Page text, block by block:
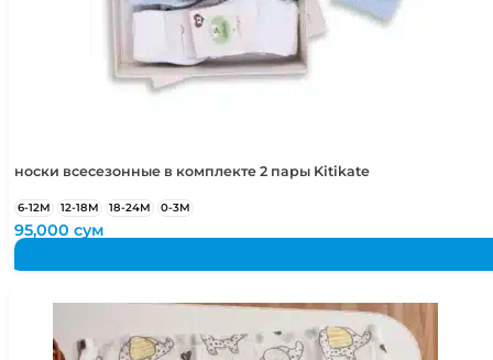
носки всесезонные в комплекте 2 пары Kitikate
6-12М 12-18М 18-24М 0-3М
95,000сум